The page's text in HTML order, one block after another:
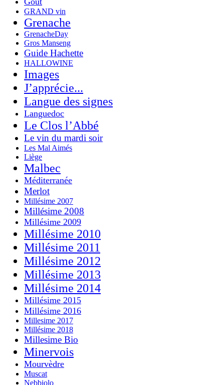
GRAND vin
Grenache
GrenacheDay
Gros Manseng
Guide Hachette
HALLOWINE
Images
J’apprécie...
Langue des signes
Languedoc
Le Clos l’Abbé
Le vin du mardi soir
Les Mal Aimés
Liège
Malbec
Méditerranée
Merlot
Millésime 2007
Millésime 2008
Millésime 2009
Millésime 2010
Millésime 2011
Millésime 2012
Millésime 2013
Millésime 2014
Millésime 2015
Millésime 2016
Millesime 2017
Millésime 2018
Millesime Bio
Minervois
Mourvèdre
Muscat
Nebbiolo